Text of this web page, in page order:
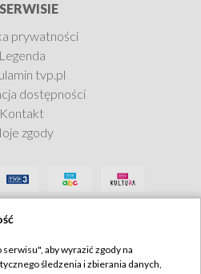
prywatności
Legenda
tvp.pl
dostępności
Kontakt
zgody
aby wyrazić zgody na
śledzenia i zbierania danych,